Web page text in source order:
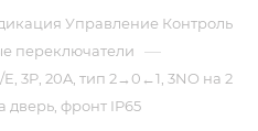
Управление Контроль
переключатели —
3P, 20A, тип 2→0←1, 3NO на 2
дверь, фронт IP65